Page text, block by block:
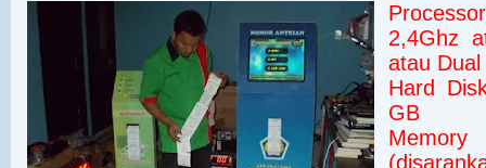
2,4Ghz
atau
Hard
GB